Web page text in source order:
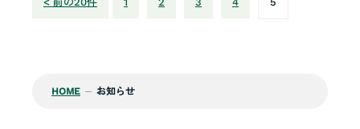
HOME お知らせ